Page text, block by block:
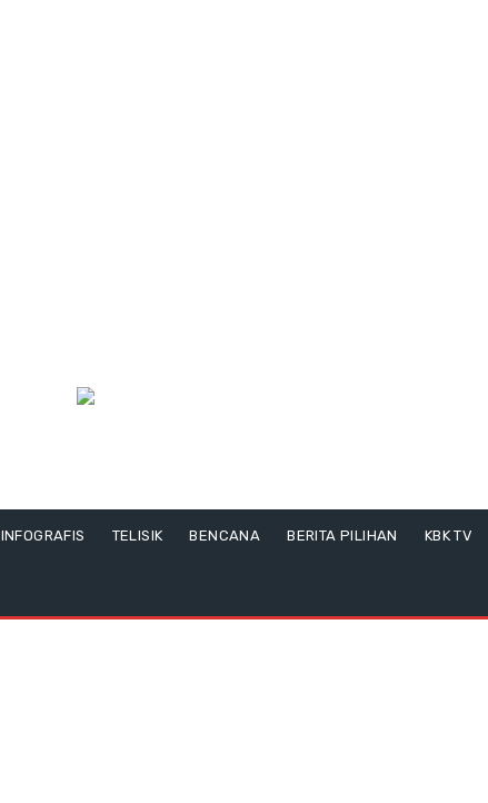
INFOGRAFIS TELISIK BENCANA BERITA PILIHAN KBK TV